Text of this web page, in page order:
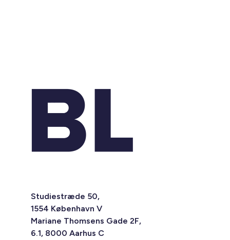
Studiestræde 50,
1554 København V
Mariane Thomsens Gade 2F,
6.1, 8000 Aarhus C